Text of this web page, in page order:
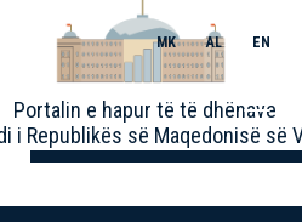
Portalin e hapur të të dhënave
i Republikës së Maqedonisë së
MK AL EN
Toggle